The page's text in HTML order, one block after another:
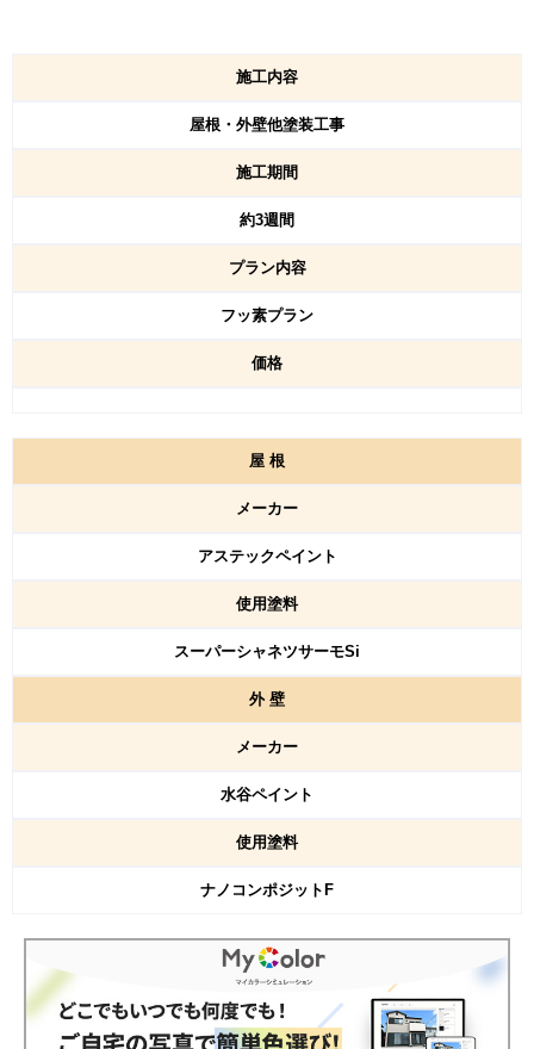
施工内容
屋根・外壁他塗装工事
施工期間
約3週間
プラン内容
フッ素プラン
価格
屋 根
メーカー
アステックペイント
使用塗料
スーパーシャネツサーモSi
外 壁
メーカー
水谷ペイント
使用塗料
ナノコンポジットF